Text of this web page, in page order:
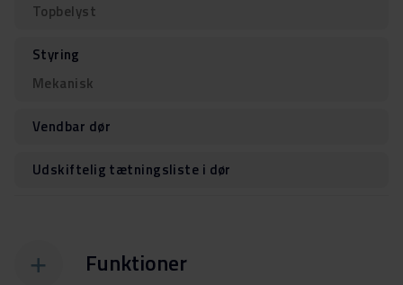
Topbelyst
Styring
Mekanisk
Vendbar dør
Udskiftelig tætningsliste i dør
Funktioner